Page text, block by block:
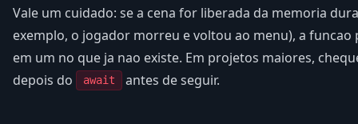
Vale um cuidado: se a cena for liberada da memoria
exemplo, o jogador morreu e voltou ao menu), a
em um no que ja nao existe. Em projetos maiores,
depois do
await antes de seguir.